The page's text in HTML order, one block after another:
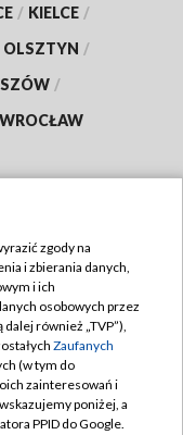
/ KIELCE /
OLSZTYN /
/
WROCŁAW
zgody na
i zbierania danych,
i ich
osobowych przez
również „TVP”),
Zaufanych
(w tym do
zainteresowań i
poniżej, a
PPID do Google.